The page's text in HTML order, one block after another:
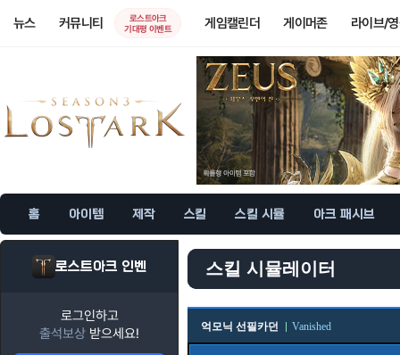
뉴스 커뮤니티
로스트아크
기대평 이벤트
게임캘린더 게이머존 라이브/
홈 아이템 제작 스킬 스킬 시뮬 아크 패시브
로스트아크 인벤
로그인하고
출석보상 받으세요!
스킬 시뮬레이터
억모닉 선필카던 Vanished